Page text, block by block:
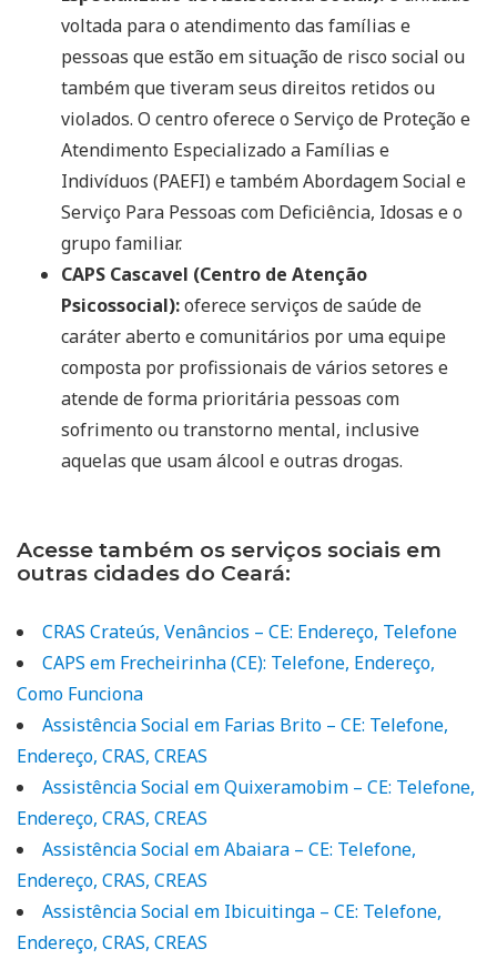
voltada para o atendimento das famílias e
pessoas que estão em situação de risco social ou
também que tiveram seus direitos retidos ou
violados. O centro oferece o Serviço de Proteção e
Atendimento Especializado a Famílias e
Indivíduos (PAEFI) e também Abordagem Social e
Serviço Para Pessoas com Deficiência, Idosas e o
grupo familiar.
CAPS Cascavel (Centro de Atenção
Psicossocial):oferece serviços de saúde de
caráter aberto e comunitários por uma equipe
composta por profissionais de vários setores e
atende de forma prioritária pessoas com
sofrimento ou transtorno mental, inclusive
aquelas que usam álcool e outras drogas.
Acesse também os serviços sociais em
outras cidades do Ceará:
CRAS Crateús, Venâncios – CE: Endereço, Telefone
CAPS em Frecheirinha (CE): Telefone, Endereço,
Como Funciona
Assistência Social em Farias Brito – CE: Telefone,
Endereço, CRAS, CREAS
Assistência Social em Quixeramobim – CE: Telefone,
Endereço, CRAS, CREAS
Assistência Social em Abaiara – CE: Telefone,
Endereço, CRAS, CREAS
Assistência Social em Ibicuitinga – CE: Telefone,
Endereço, CRAS, CREAS